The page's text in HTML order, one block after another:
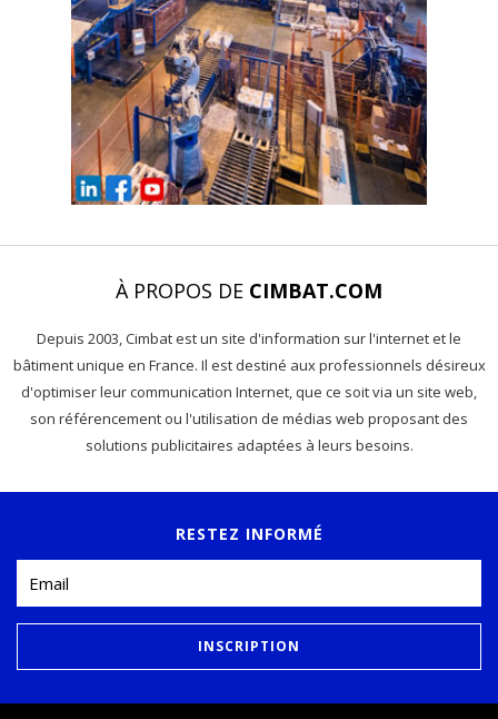
À PROPOS DE CIMBAT.COM
Depuis 2003, Cimbat est un site d'information sur l'internet et le
bâtiment unique en France. Il est destiné aux professionnels désireux
d'optimiser leur communication Internet, que ce soit via un site web,
son référencement ou l'utilisation de médias web proposant des
solutions publicitaires adaptées à leurs besoins.
RESTEZ INFORMÉ